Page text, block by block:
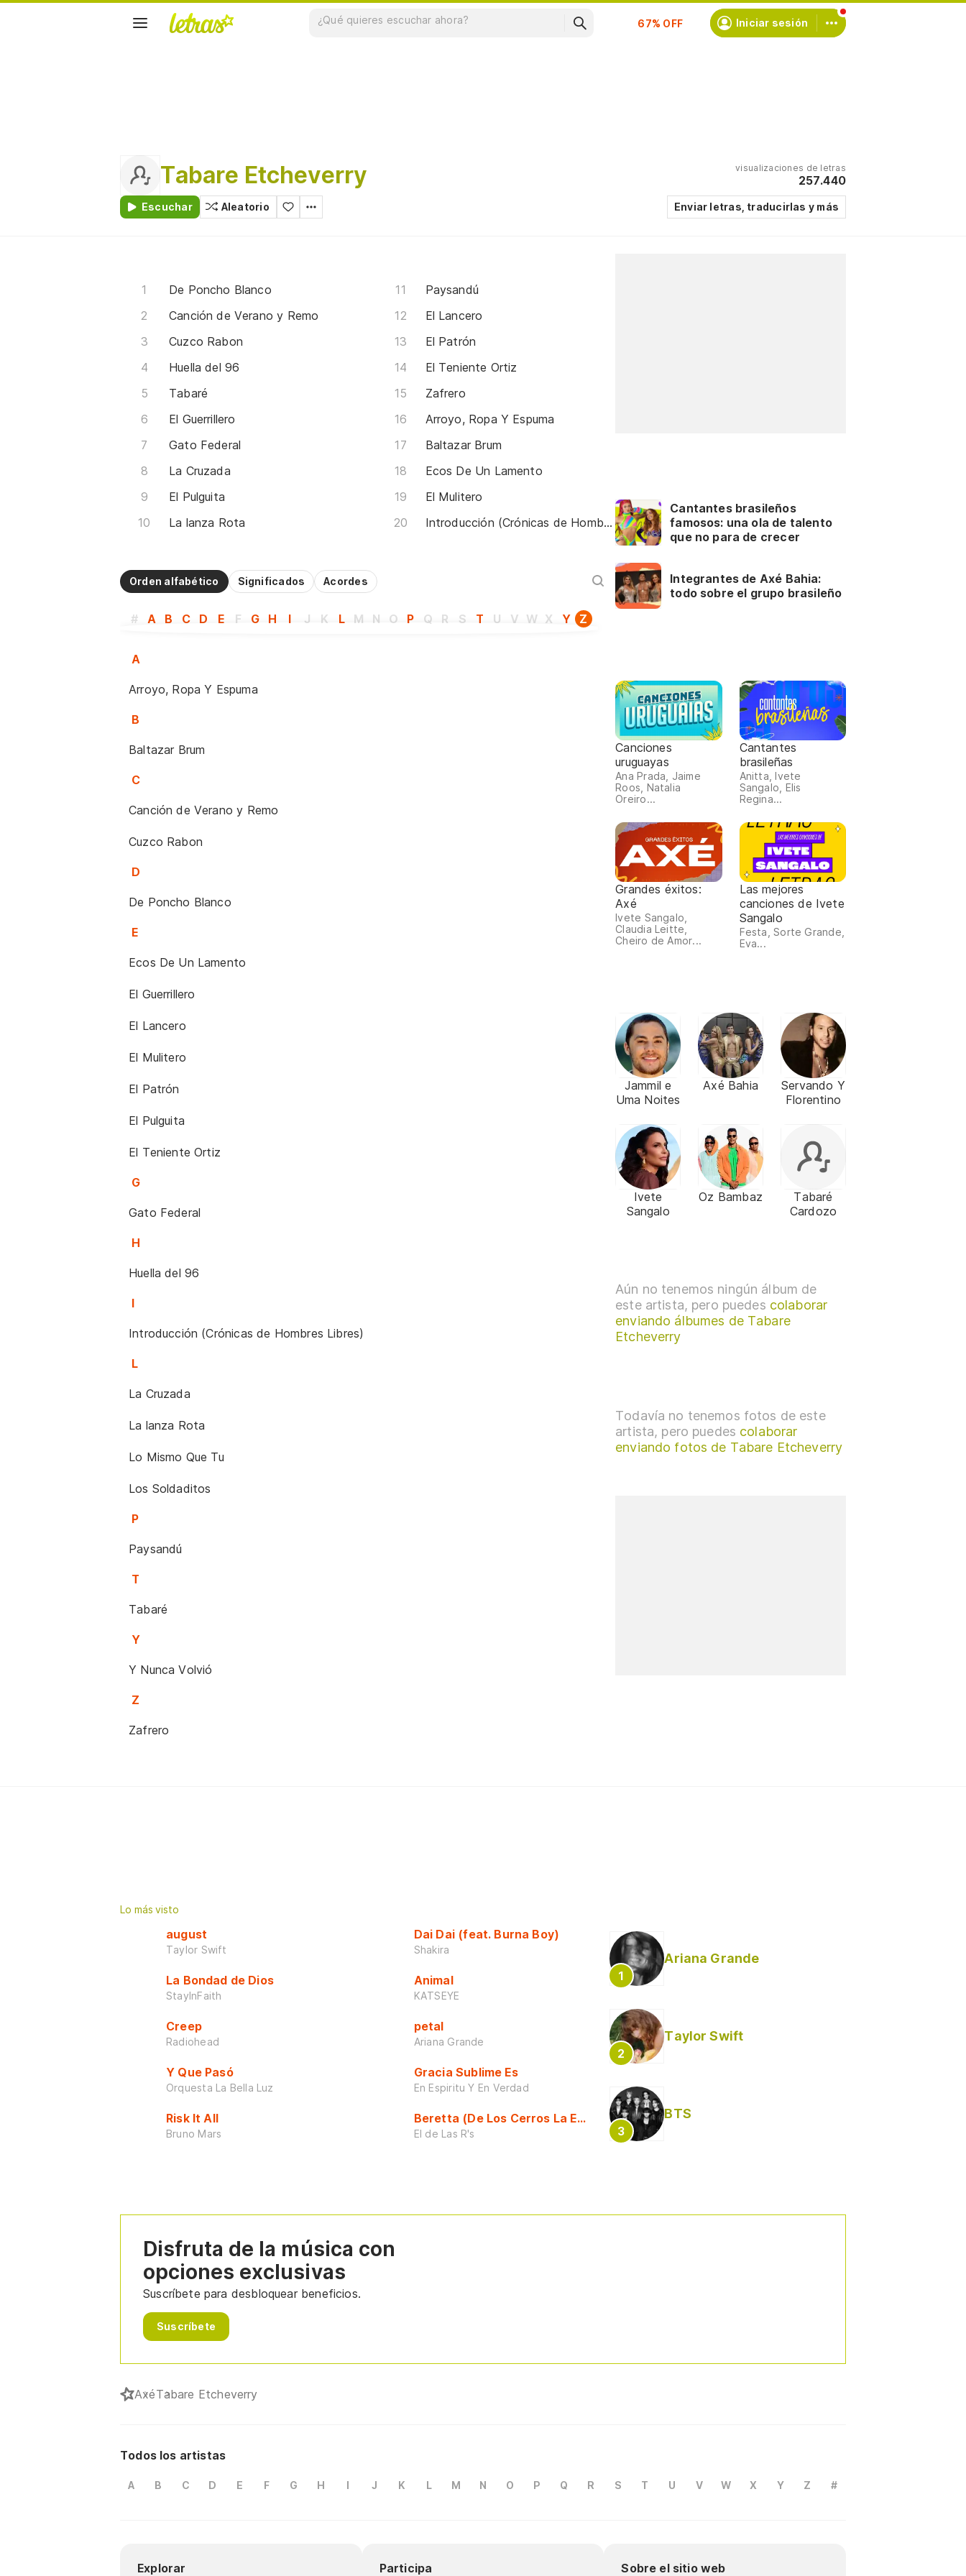
Suscríbete Iniciar sesión
Tabare Etcheverry
Escuchar Aleatorio
visualizaciones de letras
257.440
Enviar letras, traducirlas y más
De Poncho Blanco
Canción de Verano y Remo
Cuzco Rabon
Huella del 96
Tabaré
El Guerrillero
Gato Federal
La Cruzada
El Pulguita
La lanza Rota
Paysandú
El Lancero
El Patrón
El Teniente Ortiz
Zafrero
Arroyo, Ropa Y Espuma
Baltazar Brum
Ecos De Un Lamento
El Mulitero
Introducción (Crónicas de Hombres Libres)
Orden alfabético Significados Acordes
# A B C D E F G H I J K L M N O P Q R S T U V W X Y Z
A
Arroyo, Ropa Y Espuma
B
Baltazar Brum
C
Canción de Verano y Remo
Cuzco Rabon
D
De Poncho Blanco
E
Ecos De Un Lamento
El Guerrillero
El Lancero
El Mulitero
El Patrón
El Pulguita
El Teniente Ortiz
G
Gato Federal
H
Huella del 96
I
Introducción (Crónicas de Hombres Libres)
L
La Cruzada
La lanza Rota
Lo Mismo Que Tu
Los Soldaditos
P
Paysandú
T
Tabaré
Y
Y Nunca Volvió
Z
Zafrero
Cantantes brasileños
famosos: una ola de talento
que no para de crecer
Integrantes de Axé Bahia:
todo sobre el grupo brasileño
Canciones
uruguayas
Ana Prada, Jaime
Roos, Natalia
Oreiro...
Cantantes
brasileñas
Anitta, Ivete
Sangalo, Elis
Regina...
Grandes éxitos:
Axé
Ivete Sangalo,
Claudia Leitte,
Cheiro de Amor...
Las mejores
canciones de Ivete
Sangalo
Festa, Sorte Grande,
Eva...
Jammil e
Uma Noites
Axé Bahia
Servando Y
Florentino
Ivete
Sangalo
Oz Bambaz
Tabaré
Cardozo
Aún no tenemos ningún álbum de
este artista, pero puedes colaborar
enviando álbumes de Tabare
Etcheverry
Todavía no tenemos fotos de este
artista, pero puedes colaborar
enviando fotos de Tabare Etcheverry
Lo más visto
august
Taylor Swift
La Bondad de Dios
StayInFaith
Creep
Radiohead
Y Que Pasó
Orquesta La Bella Luz
Risk It All
Bruno Mars
Dai Dai (feat. Burna Boy)
Shakira
Animal
KATSEYE
petal
Ariana Grande
Gracia Sublime Es
En Espiritu Y En Verdad
Beretta (De Los Cerros La Escuela)
El de Las R's
Ariana Grande
Taylor Swift
BTS
Disfruta de la música con
opciones exclusivas
Suscríbete para desbloquear beneficios.
Suscríbete
AxéTabare Etcheverry
Todos los artistas
A B C D E F G H I J K L M N O P Q R S T U V W X Y Z #
Explorar Participa Sobre el sitio web